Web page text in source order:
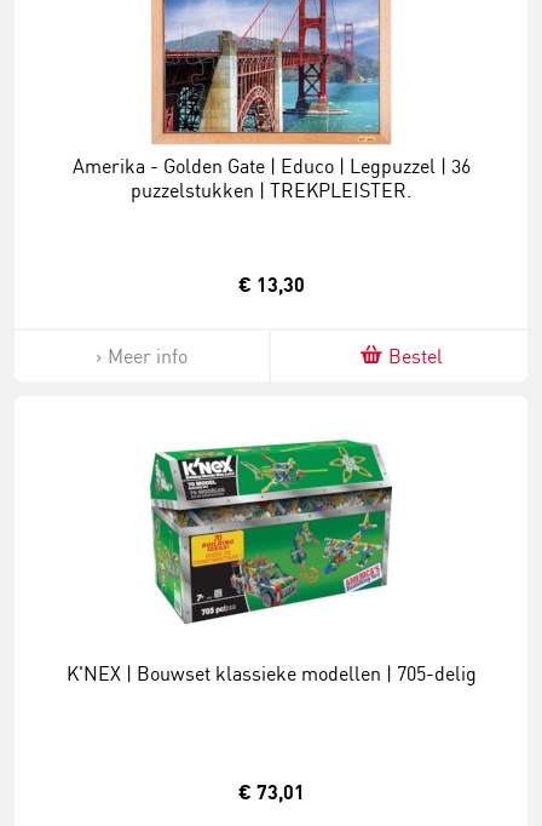
Amerika - Golden Gate | Educo | Legpuzzel | 36
puzzelstukken | TREKPLEISTER.
€ 13,30
Meer info Bestel
K'NEX | Bouwset klassieke modellen | 705-delig
€ 73,01